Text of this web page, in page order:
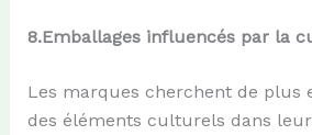
8.Emballages influencés par la c
Les marques cherchent de plus
des éléments culturels dans